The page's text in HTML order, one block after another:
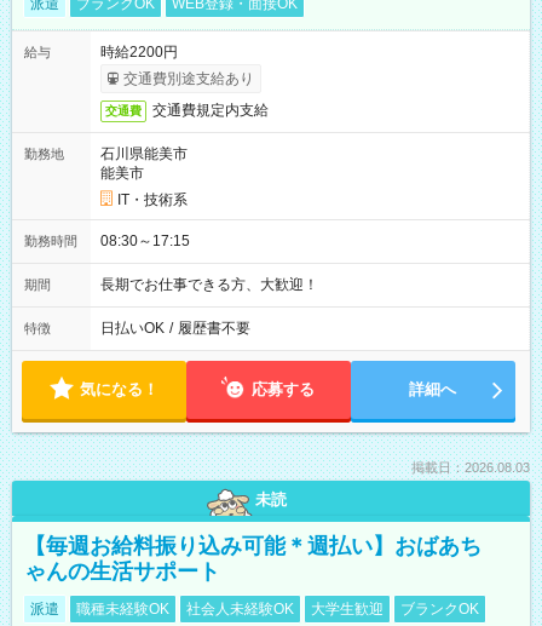
派遣 ブランクOK WEB登録・面接OK
給与
時給2200円
交通費別途支給あり
交通費 交通費規定内支給
勤務地
石川県能美市
能美市
IT・技術系
勤務時間 08:30～17:15
期間 長期でお仕事できる方、大歓迎！
特徴 日払いOK / 履歴書不要
気になる！ 応募する 詳細へ
掲載日：2026.08.03
未読
【毎週お給料振り込み可能＊週払い】おばあち
ゃんの生活サポート
派遣 職種未経験OK 社会人未経験OK 大学生歓迎
ブランクOK